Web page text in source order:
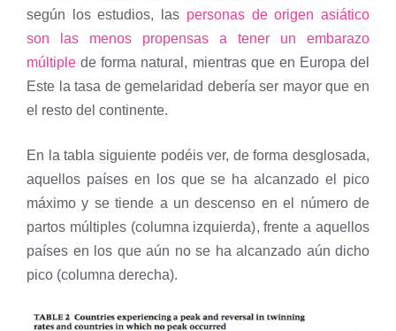
según los estudios, las personas de origen asiático
son las menos propensas a tener un embarazo
múltiple de forma natural, mientras que en Europa del
Este la tasa de gemelaridad debería ser mayor que en
el resto del continente.
En la tabla siguiente podéis ver, de forma desglosada,
aquellos países en los que se ha alcanzado el pico
máximo y se tiende a un descenso en el número de
partos múltiples (columna izquierda), frente a aquellos
países en los que aún no se ha alcanzado aún dicho
pico (columna derecha).